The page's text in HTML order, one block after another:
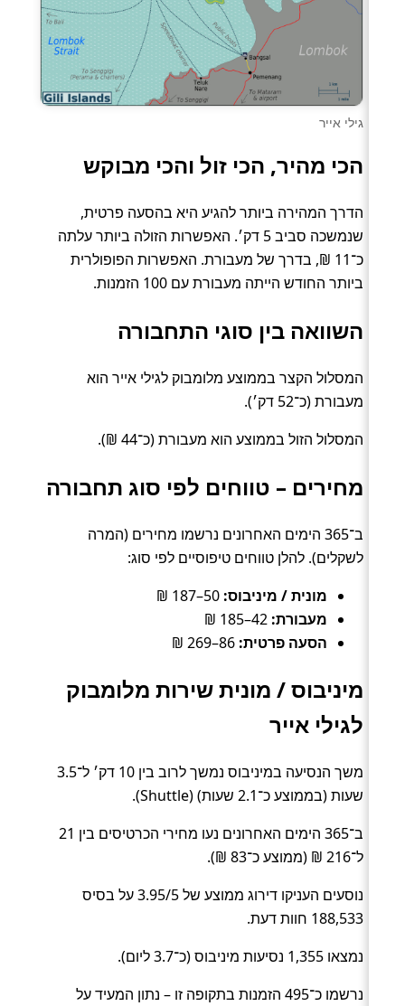
גילי אייר
הכי מהיר, הכי זול והכי מבוקש
הדרך המהירה ביותר להגיע היא בהסעה פרטית,
שנמשכה סביב 5 דק׳. האפשרות הזולה ביותר עלתה
כ־11 ₪, בדרך של מעבורת. האפשרות הפופולרית
ביותר החודש הייתה מעבורת עם 100 הזמנות.
השוואה בין סוגי התחבורה
המסלול הקצר בממוצע מלומבוק לגילי אייר הוא
מעבורת (כ־52 דק׳).
המסלול הזול בממוצע הוא מעבורת (כ־44 ₪).
מחירים – טווחים לפי סוג תחבורה
ב־365 הימים האחרונים נרשמו מחירים (המרה
לשקלים). להלן טווחים טיפוסיים לפי סוג:
מונית / מיניבוס:
מעבורת:
הסעה פרטית:
מיניבוס / מונית שירות מלומבוק
לגילי אייר
משך הנסיעה במיניבוס נמשך לרוב בין 10 דק׳ ל־3.5
שעות (בממוצע כ־2.1 שעות) (Shuttle).
ב־365 הימים האחרונים נעו מחירי הכרטיסים בין 21
ל־216 ₪ (ממוצע כ־83 ₪).
נוסעים העניקו דירוג ממוצע של 3.95/5 על בסיס
188,533 חוות דעת.
נמצאו 1,355 נסיעות מיניבוס (כ־3.7 ליום).
נרשמו כ־495 הזמנות בתקופה זו – נתון המעיד על